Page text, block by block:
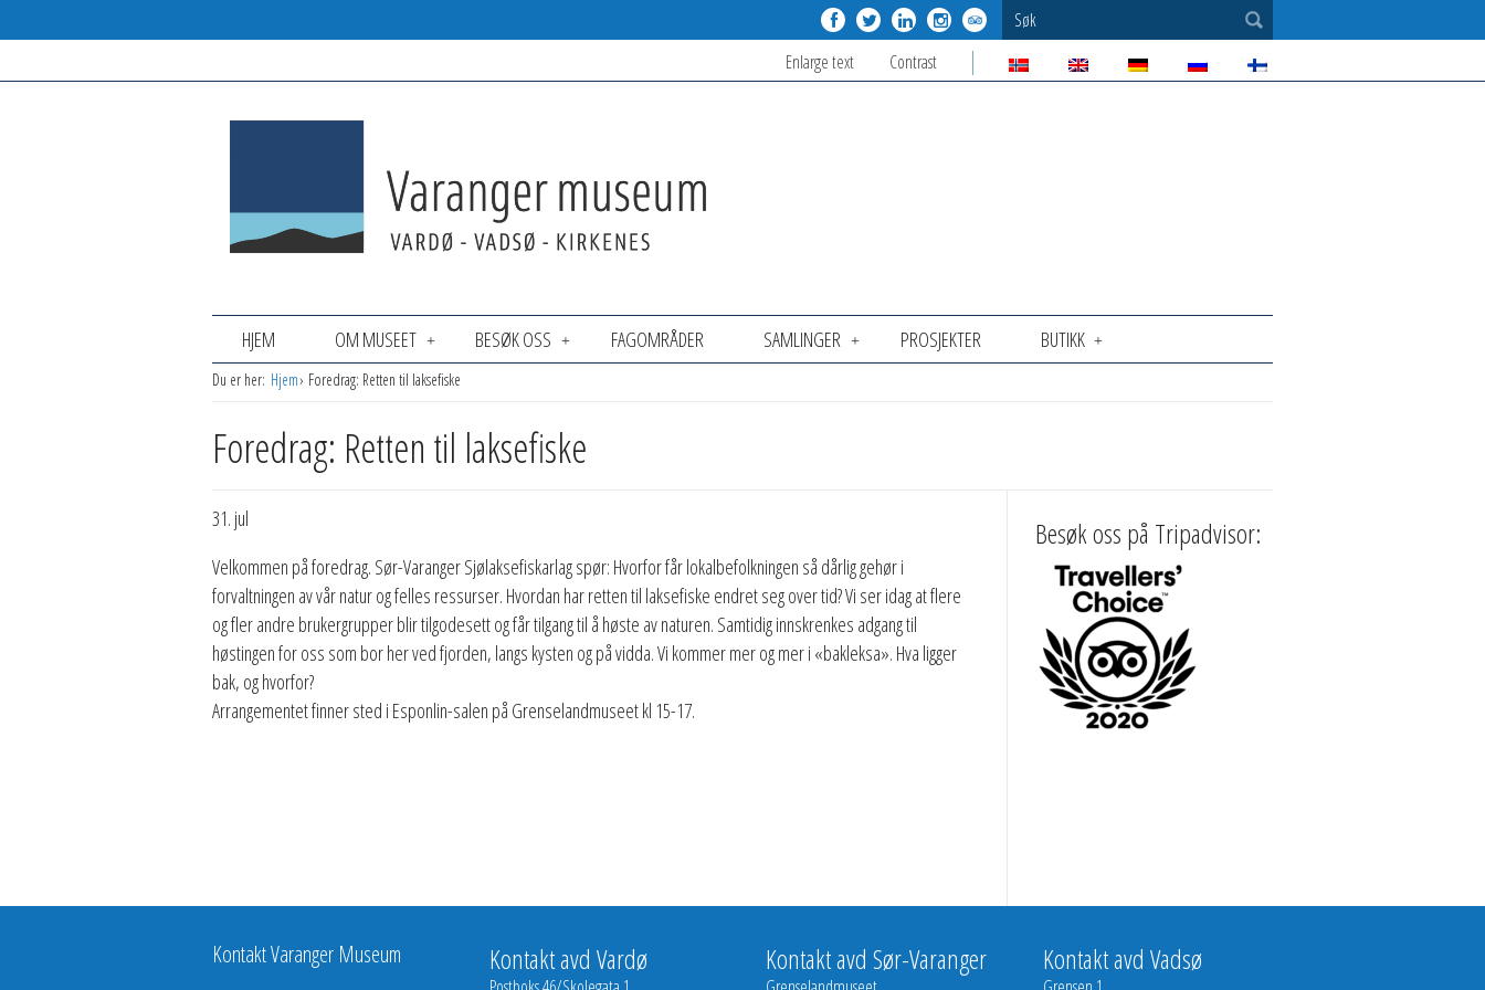
Enlarge text Contrast
HJEM OM MUSEET BESØK OSS FAGOMRÅDER SAMLINGER PROSJEKTER BUTIKK
Søk
Du er her: Hjem Foredrag: Retten til laksefiske
Foredrag: Retten til laksefiske
31. jul
Velkommen på foredrag. Sør-Varanger Sjølaksefiskarlag spør: Hvorfor får lokalbefolkningen så dårlig gehør i
forvaltningen av vår natur og felles ressurser. Hvordan har retten til laksefiske endret seg over tid? Vi ser idag at flere
og fler andre brukergrupper blir tilgodesett og får tilgang til å høste av naturen. Samtidig innskrenkes adgang til
høstingen for oss som bor her ved fjorden, langs kysten og på vidda. Vi kommer mer og mer i «bakleksa». Hva ligger
bak, og hvorfor?
Arrangementet finner sted i Esponlin-salen på Grenselandmuseet kl 15-17.
Besøk oss på Tripadvisor:
Kontakt Varanger Museum Kontakt avd Vardø Kontakt avd Sør-Varanger Kontakt avd Vadsø